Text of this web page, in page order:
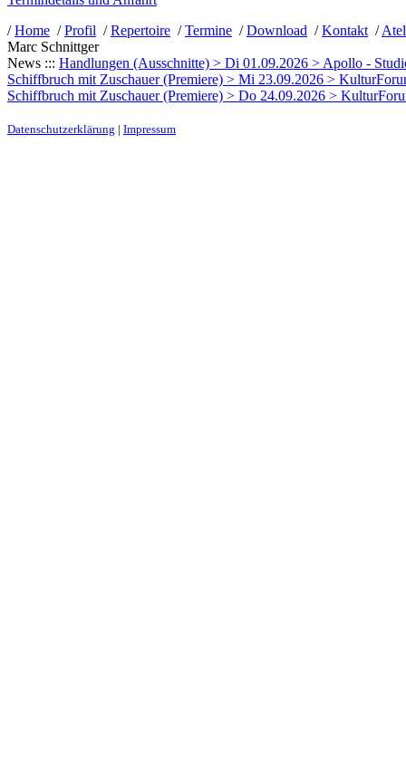
/Home /Profil /Repertoire /Termine /Download /Kontakt /
Marc Schnittger
News ::: Handlungen (Ausschnitte) > Di 01.09.2026 > Apollo -
Schiffbruch mit Zuschauer (Premiere) > Mi 23.09.2026 >
Schiffbruch mit Zuschauer (Premiere) > Do 24.09.2026 >
Datenschutzerklärung | Impressum